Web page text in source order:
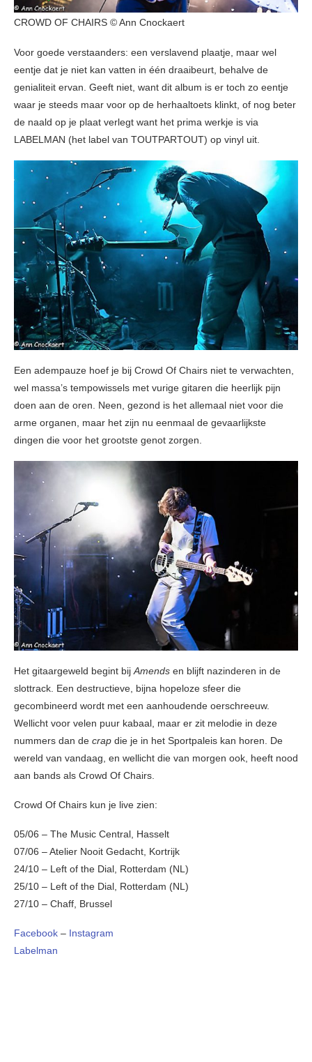
CROWD OF CHAIRS © Ann Cnockaert
Voor goede verstaanders: een verslavend plaatje, maar wel
eentje dat je niet kan vatten in één draaibeurt, behalve de
genialiteit ervan. Geeft niet, want dit album is er toch zo eentje
waar je steeds maar voor op de herhaaltoets klinkt, of nog beter
de naald op je plaat verlegt want het prima werkje is via
LABELMAN (het label van TOUTPARTOUT) op vinyl uit.
Een adempauze hoef je bij Crowd Of Chairs niet te verwachten,
wel massa’s tempowissels met vurige gitaren die heerlijk pijn
doen aan de oren. Neen, gezond is het allemaal niet voor die
arme organen, maar het zijn nu eenmaal de gevaarlijkste
dingen die voor het grootste genot zorgen.
Het gitaargeweld begint bij Amends en blijft nazinderen in de
slottrack. Een destructieve, bijna hopeloze sfeer die
gecombineerd wordt met een aanhoudende oerschreeuw.
Wellicht voor velen puur kabaal, maar er zit melodie in deze
nummers dan de crap die je in het Sportpaleis kan horen. De
wereld van vandaag, en wellicht die van morgen ook, heeft nood
aan bands als Crowd Of Chairs.
Crowd Of Chairs kun je live zien:
05/06 – The Music Central, Hasselt
07/06 – Atelier Nooit Gedacht, Kortrijk
24/10 – Left of the Dial, Rotterdam (NL)
25/10 – Left of the Dial, Rotterdam (NL)
27/10 – Chaff, Brussel
Facebook – Instagram
Labelman